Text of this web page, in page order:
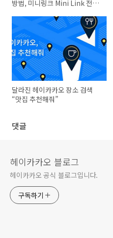
방법, 미니링크 Mini Link 전격
달라진 헤이카카오 장소 검색
“맛집 추천해줘”
댓글
헤이카카오 블로그
헤이카카오 공식 블로그입니다.
구독하기